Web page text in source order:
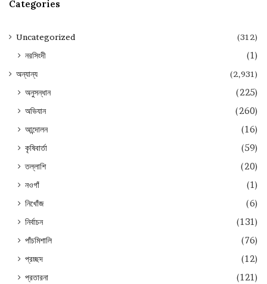
Categories
Uncategorized (312)
নরসিংদী (1)
অন্যান্য (2,931)
অনুসন্ধান
(225)
অভিযান
(260)
আন্দোলন
(16)
কৃষিবার্তা
(59)
তল্লাশি
(20)
নওগাঁ
(1)
নিখোঁজ
(6)
নির্বাচন
(131)
পাঁচমিশালি
(76)
প্রচ্ছদ
(12)
প্রতারনা
(121)